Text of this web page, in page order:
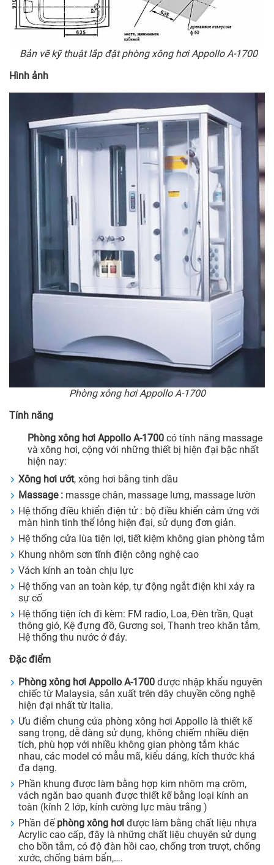
Bản vẽ kỹ thuật lắp đặt phòng xông hơi Appollo A-1700
Hình ảnh
Phòng xông hơi Appollo A-1700
Tính năng
Phòng xông hơi Appollo A-1700 có tính năng massage
và xông hơi, cộng với những thiết bị hiện đại bậc nhất
hiện nay:
Xông hơi ướt, xông hơi bằng tinh dầu
Massage : massge chân, massage lưng, massage lườn
Hệ thống điều khiển điện tử : bộ điều khiển cảm ứng với
màn hình tinh thể lỏng hiện đại, sử dụng đơn giản.
Hệ thống cửa lùa tiện lợi, tiết kiệm không gian phòng tắm
Khung nhôm sơn tĩnh điện công nghệ cao
Vách kính an toàn chịu lực
Hệ thống van an toàn kép, tự động ngắt điện khi xảy ra
sự cố
Hệ thống tiện ích đi kèm: FM radio, Loa, Đèn trần, Quạt
thông gió, Kệ đựng đồ, Gương soi, Thanh treo khăn tắm,
Hệ thống thu nước ở đáy.
Đặc điểm
Phòng xông hơi Appollo A-1700 được nhập khẩu nguyên
chiếc từ Malaysia, sản xuất trên dây chuyền công nghệ
hiện đại nhất từ Italia.
Ưu điểm chung của phòng xông hơi Appollo là thiết kế
sang trọng, dễ dàng sử dụng, không chiếm nhiều diện
tích, phù hợp với nhiều không gian phòng tắm khác
nhau, các model có mẫu mã, kiểu dáng, kích thước khá
đa dạng.
Phần khung được làm bằng hợp kim nhôm mạ crôm,
vách ngăn bao quanh được thiết kế bằng loại kính an
toàn (kính 2 lớp, kính cường lực màu trắng )
Phần đế phòng xông hơi được làm bằng chất liệu nhựa
Acrylic cao cấp, đây là những chất liệu chuyên sử dụng
cho bồn tắm, có độ đàn hồi cao, chống trơn trượt, chống
xước, chống bám bẩn,….